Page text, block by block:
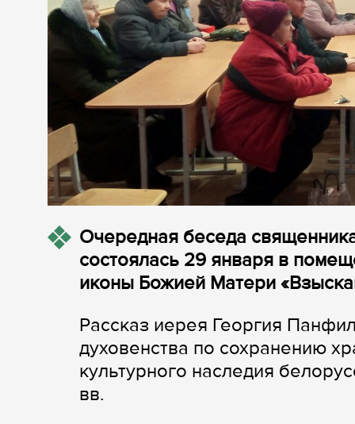
Очередная беседа
состоялась 29 января в
иконы Божией Матери
Рассказ иерея Георгия
духовенства по сохранению
культурного наследия
вв.